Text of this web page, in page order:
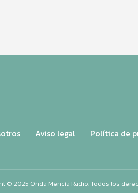
Aviso legal Política de
© 2025 Onda Mencía Radio. Todos los